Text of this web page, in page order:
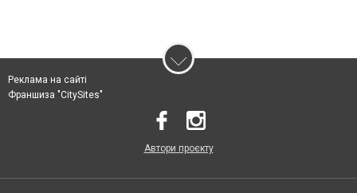
Реклама на сайті
Франшиза "CitySites"
Автори проєкту